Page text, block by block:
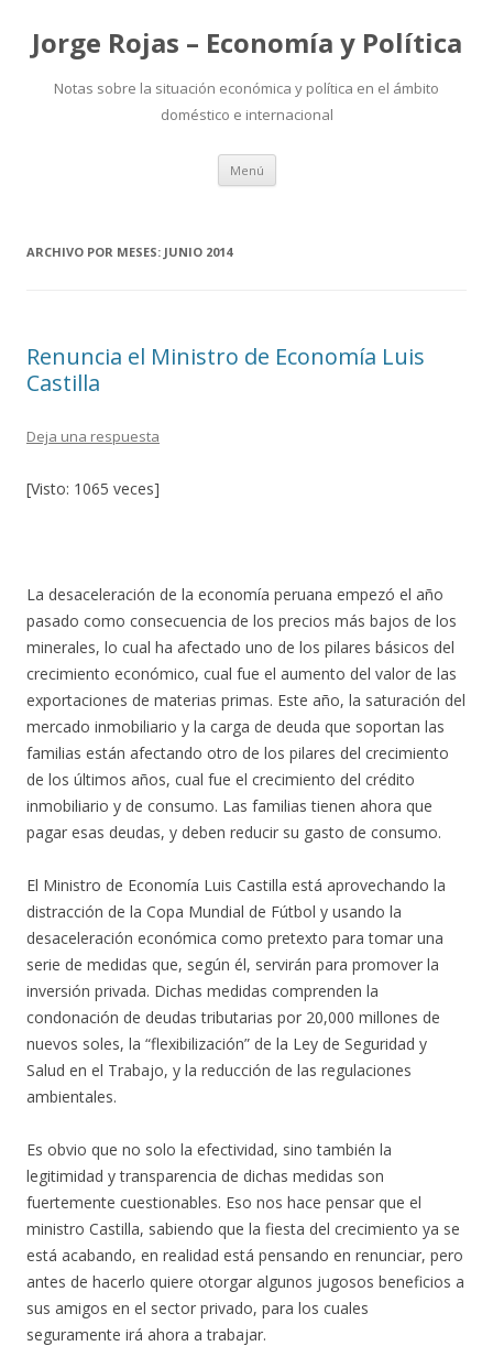
Jorge Rojas – Economía y Política
Notas sobre la situación económica y política en el ámbito
doméstico e internacional
Menú Ir
contenido
ARCHIVO POR MESES: JUNIO 2014
Renuncia el Ministro de Economía Luis
Castilla
Deja una respuesta
[Visto: 1065 veces]
La desaceleración de la economía peruana empezó el año
pasado como consecuencia de los precios más bajos de los
minerales, lo cual ha afectado uno de los pilares básicos del
crecimiento económico, cual fue el aumento del valor de las
exportaciones de materias primas. Este año, la saturación del
mercado inmobiliario y la carga de deuda que soportan las
familias están afectando otro de los pilares del crecimiento
de los últimos años, cual fue el crecimiento del crédito
inmobiliario y de consumo. Las familias tienen ahora que
pagar esas deudas, y deben reducir su gasto de consumo.
El Ministro de Economía Luis Castilla está aprovechando la
distracción de la Copa Mundial de Fútbol y usando la
desaceleración económica como pretexto para tomar una
serie de medidas que, según él, servirán para promover la
inversión privada. Dichas medidas comprenden la
condonación de deudas tributarias por 20,000 millones de
nuevos soles, la “flexibilización” de la Ley de Seguridad y
Salud en el Trabajo, y la reducción de las regulaciones
ambientales.
Es obvio que no solo la efectividad, sino también la
legitimidad y transparencia de dichas medidas son
fuertemente cuestionables. Eso nos hace pensar que el
ministro Castilla, sabiendo que la fiesta del crecimiento ya se
está acabando, en realidad está pensando en renunciar, pero
antes de hacerlo quiere otorgar algunos jugosos beneficios a
sus amigos en el sector privado, para los cuales
seguramente irá ahora a trabajar.